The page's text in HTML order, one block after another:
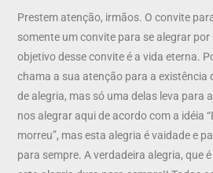
Prestem atenção, irmãos. O convite
somente um convite para se alegrar
objetivo desse convite é a vida eterna.
chama a sua atenção para a existência
de alegria, mas só uma delas leva para
nos alegrar aqui de acordo com a idéia
morreu”, mas esta alegria é vaidade e
para sempre. A verdadeira alegria, que